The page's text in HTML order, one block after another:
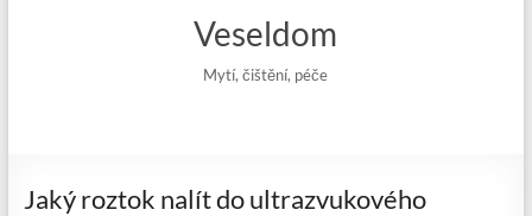
Veseldom
Mytí, čištění, péče
Jaký roztok nalít do ultrazvukového